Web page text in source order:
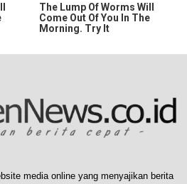
The Lump Of Worms Will
Come Out Of You In The
Morning. Try It
media online yang menyajikan berita